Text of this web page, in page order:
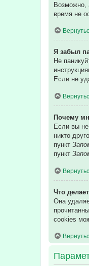
Возможно,
время не
Я забыл
Не
Если не
Почему
Если вы
никто
пункт
пункт
Что
Она
cookies